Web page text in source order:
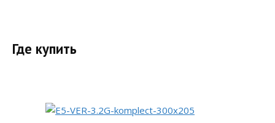
Где купить